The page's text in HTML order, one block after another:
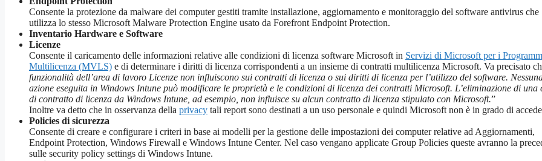
Consente la protezione da malware dei computer gestiti tramite installazione, aggiornamento e monitoraggio del software antivirus che
utilizza lo stesso Microsoft Malware Protection Engine usato da Forefront Endpoint Protection.
Inventario Hardware e Software
Licenze
Consente il caricamento delle informazioni relative alle condizioni di licenza software Microsoft in Servizi di Microsoft per i
Multilicenza (MVLS) e di determinare i diritti di licenza corrispondenti a un insieme di contratti multilicenza Microsoft. Va precisato
funzionalità dell’area di lavoro Licenze non influiscono sui contratti di licenza o sui diritti di licenza per l’utilizzo del software.
azione eseguita in Windows Intune può modificare le proprietà e le condizioni di licenza dei contratti Microsoft. L’eliminazione di una
di contratto di licenza da Windows Intune, ad esempio, non influisce su alcun contratto di licenza stipulato con Microsoft.”
Inoltre va detto che in osservanza della privacy tali report sono destinati a un uso personale e quindi Microsoft non è in grado di
Policies di sicurezza
Consente di creare e configurare i criteri in base ai modelli per la gestione delle impostazioni dei computer relative ad Aggiornamenti,
Endpoint Protection, Windows Firewall e Windows Intune Center. Nel caso vengano applicate Group Policies queste avranno la
sulle security policy settings di Windows Intune.